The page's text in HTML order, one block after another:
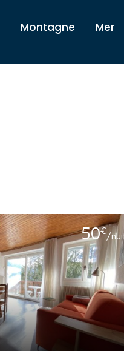
Montagne Mer
50€/